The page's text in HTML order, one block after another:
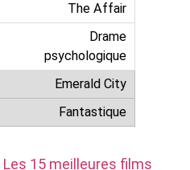
The Affair
Drame
psychologique
Emerald City
Fantastique
Les 15 meilleures films